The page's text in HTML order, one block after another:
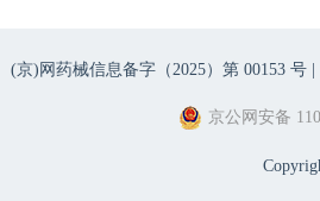
(京)网药械信息备字（2025）第 00153 号 |
京公网安备